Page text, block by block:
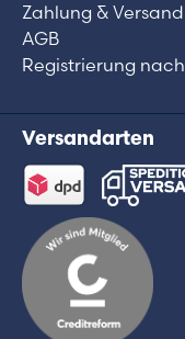
Zahlung & Versand
AGB
Registrierung
Versandarten